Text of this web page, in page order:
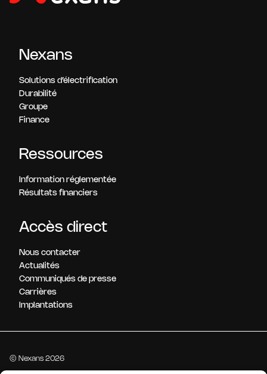
Nexans
Solutions d’électrification
Durabilité
Groupe
Finance
Ressources
Information réglementée
Résultats financiers
Accès direct
Nous contacter
Actualités
Communiqués de presse
Carrières
Implantations
© Nexans 2026